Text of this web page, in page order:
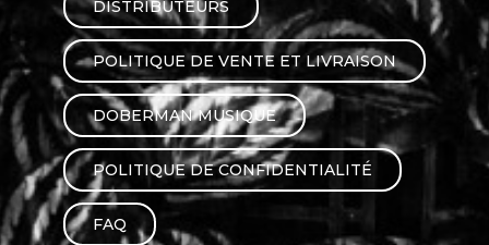
AUTRES PRODUITS
DISTRIBUTEURS
POLITIQUE DE VENTE ET LIVRAISON
DOBERMAN MUSIQUE
POLITIQUE DE CONFIDENTIALITÉ
FAQ